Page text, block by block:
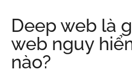
thả
thính
Deep web là
web nguy
nào?